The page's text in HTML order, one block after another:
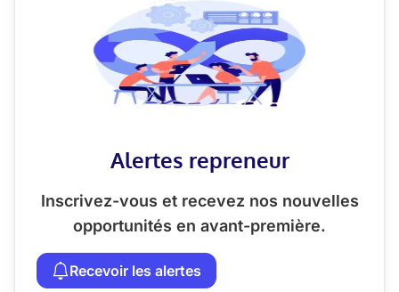
Alertes repreneur
Inscrivez-vous et recevez nos nouvelles
opportunités en avant-première.
Recevoir les alertes